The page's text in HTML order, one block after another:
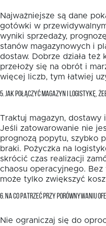
Najważniejsze są dane
gotówki w
wyniki sprzedaży,
stanów magazynowych i
dostaw. Dobrze działa
przełoży się na obrót i
więcej liczb, tym łatwiej
5. JAK POŁĄCZYĆ MAGAZYN I LOGISTYKĘ,
Traktuj magazyn, dostawy
Jeśli zatowarowanie nie
prognozą popytu, szybko
braki. Pożyczka na
skrócić czas realizacji
chaosu operacyjnego.
może tylko zwiększyć
6. NA CO PATRZEĆ PRZY PORÓWNYWANIU
Nie ograniczaj się do